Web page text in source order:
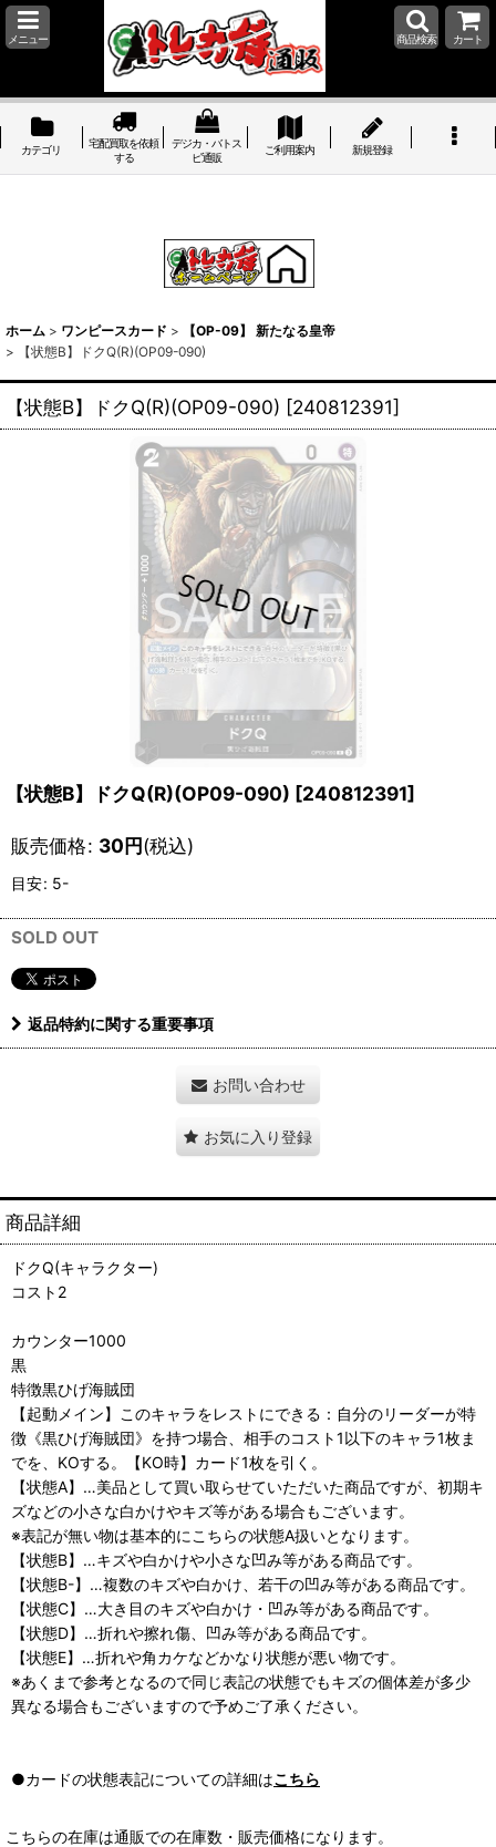
メニュー 商品検索 カート
カテゴリ
宅配買取を依頼
する
デジカ・バトス
ピ通販
ご利用案内 新規登録
ホーム > ワンピースカード >
【OP-09】 新たなる皇帝
>
【状態B】ドクQ(R)(OP09-090)
【状態B】ドクQ(R)(OP09-090) [240812391]
【状態B】ドクQ(R)(OP09-090) [240812391]
販売価格: 30円(税込)
目安: 5-
SOLD OUT
返品特約に関する重要事項
お問い合わせ
お気に入り登録
商品詳細
ドクQ(キャラクター)
コスト2
カウンター1000
黒
特徴黒ひげ海賊団
【起動メイン】このキャラをレストにできる：自分のリーダーが特
徴《黒ひげ海賊団》を持つ場合、相手のコスト1以下のキャラ1枚ま
でを、KOする。【KO時】カード1枚を引く。
【状態A】…美品として買い取らせていただいた商品ですが、初期キ
ズなどの小さな白かけやキズ等がある場合もございます。
※表記が無い物は基本的にこちらの状態A扱いとなります。
【状態B】…キズや白かけや小さな凹み等がある商品です。
【状態B-】…複数のキズや白かけ、若干の凹み等がある商品です。
【状態C】…大き目のキズや白かけ・凹み等がある商品です。
【状態D】…折れや擦れ傷、凹み等がある商品です。
【状態E】…折れや角カケなどかなり状態が悪い物です。
※あくまで参考となるので同じ表記の状態でもキズの個体差が多少
異なる場合もございますので予めご了承ください。
●カードの状態表記についての詳細はこちら
こちらの在庫は通販での在庫数・販売価格になります。